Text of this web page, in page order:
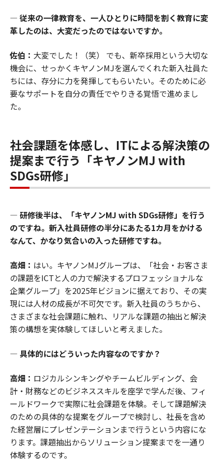
― 従来の一律教育を、一人ひとりに時間を割く教育に変
革したのは、大変だったのではないですか。
佐伯： 大変でした！（笑） でも、新卒採用という大切な
機会に、せっかくキヤノンMJを選んでくれた新入社員た
ちには、存分に力を発揮してもらいたい。そのために必
要なサポートを自分の責任でやりきる覚悟で進めまし
た。
社会課題を体感し、ITによる解決策の
提案まで行う「キヤノンMJ with
SDGs研修」
― 研修後半は、「キヤノンMJ with SDGs研修」を行う
のですね。新入社員研修の半分にあたる1カ月をかける
なんて、かなり気合いの入った研修ですね。
高畑： はい。キヤノンMJグループは、「社会・お客さま
の課題をICTと人の力で解決するプロフェッショナルな
企業グループ」を2025年ビジョンに据えており、その実
現には人材の成長が不可欠です。新入社員のうちから、
さまざまな社会課題に触れ、リアルな課題の抽出と解決
策の構想を実体験してほしいと考えました。
― 具体的にはどういった内容なのですか？
高畑： ロジカルシンキングやチームビルディング、会
計・財務などのビジネススキルを座学で学んだ後、フィ
ールドワークで実際に社会課題を体験。そして課題解決
のための具体的な提案をグループで検討し、社長を含め
た経営層にプレゼンテーションまで行うという内容にな
ります。課題抽出からソリューション提案までを一通り
体験するのです。